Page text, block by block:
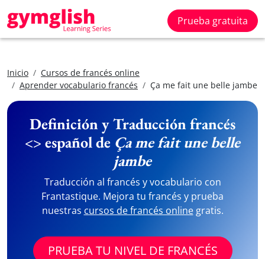
Prueba gratuita
Inicio
Cursos de francés online
Aprender vocabulario francés
Ça me fait une belle jambe
Definición y Traducción francés
<> español de Ça me fait une belle
jambe
Traducción al francés y vocabulario con
Frantastique. Mejora tu francés y prueba
nuestras cursos de francés onlinegratis.
PRUEBA TU NIVEL DE FRANCÉS